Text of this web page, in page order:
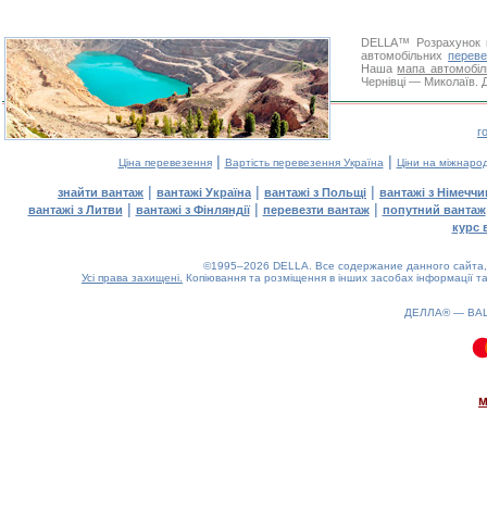
DELLA™
Розрахунок
автомобільних
Нашамапа
Чернівці — Миколаїв.
Ціна перевезення| Вартість перевезення Україна | Ціни на
знайти вантаж | вантажі Україна | вантажі з Польщі | вантажі з
вантажі з Литви | вантажі з Фінляндії| перевезти вантаж| попутний вантаж
курс
©1995–2026 DELLA. Все содержание данного
Усі права захищені. Копіювання та розміщення в інших засобах інформації
ДЕЛЛА® —